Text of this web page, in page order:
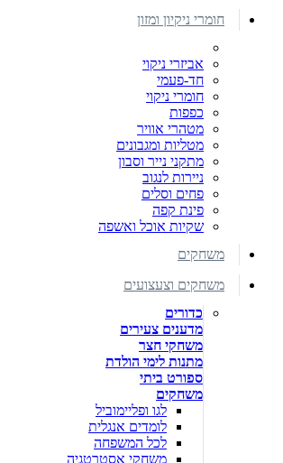
חומרי ניקיון ומזון
אביזרי ניקוי
חד-פעמי
חומרי ניקוי
כפפות
מטהרי אוויר
מטליות ומגבונים
מתקני נייר וסבון
ניירות לנגוב
פחים וסלים
פינת קפה
שקיות אוכל ואשפה
משחקים
משחקים וצעצועים
כדורים
מדענים צעירים
משחקי חצר
מתנות לימי הולדת
ספורט ביתי
משחקים
לגו ופליימוביל
לומדים אנגלית
לכל המשפחה
משחקי אסטרטגיה